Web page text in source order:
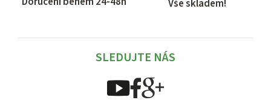
Vše skladem!
SLEDUJTE NÁS